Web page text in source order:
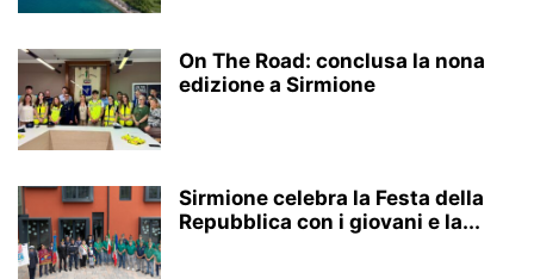
On The Road: conclusa la nona
edizione a Sirmione
Sirmione celebra la Festa della
Repubblica con i giovani e la...